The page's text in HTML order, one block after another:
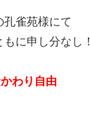
雀苑様にて
に申し分なし！
わり自由